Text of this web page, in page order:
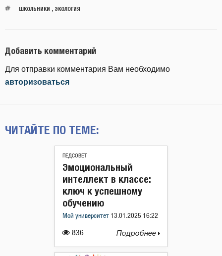
ШКОЛЬНИКИ , ЭКОЛОГИЯ
Добавить комментарий
Для отправки комментария Вам необходимо
авторизоваться
ЧИТАЙТЕ ПО ТЕМЕ:
ПЕДСОВЕТ
836
Эмоциональный
интеллект в классе:
ключ к успешному
обучению
Мой университет 13.01.2025 16:22
Подробнее